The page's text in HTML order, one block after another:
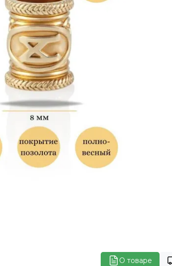
О товаре